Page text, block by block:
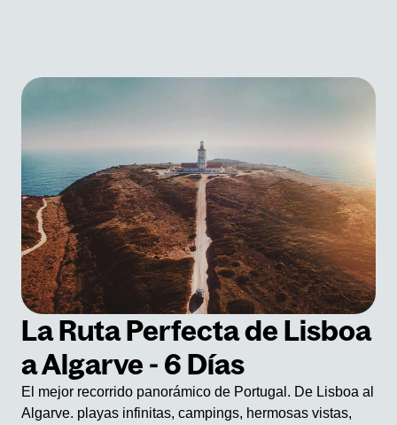
La Ruta Perfecta de Lisboa
a Algarve - 6 Días
El mejor recorrido panorámico de Portugal. De Lisboa al
Algarve. playas infinitas, campings, hermosas vistas,